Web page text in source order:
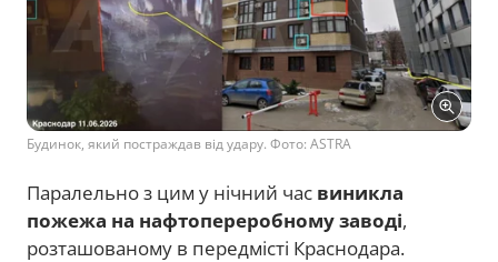
Будинок, який постраждав від удару. Фото: ASTRA
Паралельно з цим у нічний час виникла
пожежа на нафтопереробному заводі,
розташованому в передмісті Краснодара.